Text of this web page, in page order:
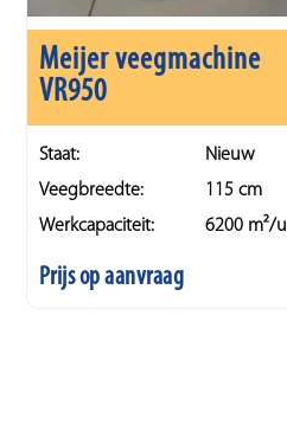
Meijer veegmachine
VR950
Staat:
Nieuw
Veegbreedte:
115 cm
Werkcapaciteit:
6200 m²/u
Prijs op aanvraag